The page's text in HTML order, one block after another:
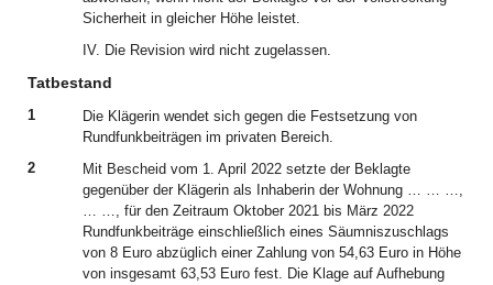
Sicherheit in gleicher Höhe leistet.
IV. Die Revision wird nicht zugelassen.
Tatbestand
1
Die Klägerin wendet sich gegen die Festsetzung von
Rundfunkbeiträgen im privaten Bereich.
2
Mit Bescheid vom 1. April 2022 setzte der Beklagte
gegenüber der Klägerin als Inhaberin der Wohnung … … …,
… …, für den Zeitraum Oktober 2021 bis März 2022
Rundfunkbeiträge einschließlich eines Säumniszuschlags
von 8 Euro abzüglich einer Zahlung von 54,63 Euro in Höhe
von insgesamt 63,53 Euro fest. Die Klage auf Aufhebung